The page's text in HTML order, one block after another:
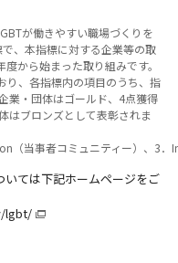
が働きやすい職場づくりを
、本指標に対する企業等の取
から始まった取り組みです。
り、各指標内の項目のうち、指
業・団体はゴールド、4点獲得
はブロンズとして表彰されま
（当事者コミュニティー）、3
いては下記ホームページをご
lgbt/